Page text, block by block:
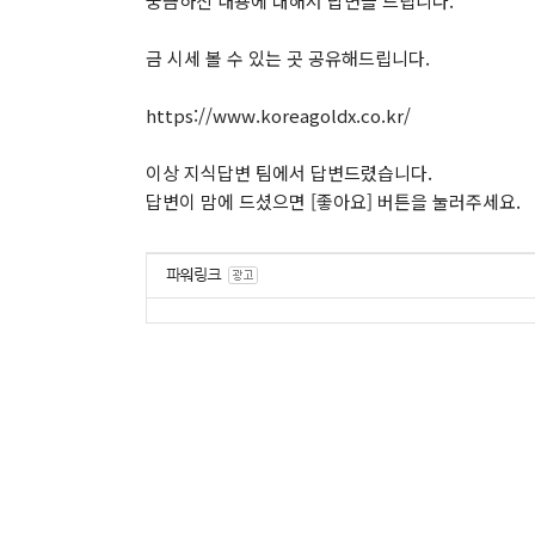
금 시세 볼 수 있는 곳 공유해드립니다.
https://www.koreagoldx.co.kr/
이상 지식답변 팀에서 답변드렸습니다.
답변이 맘에 드셨으면 [좋아요] 버튼을 눌러주세요.